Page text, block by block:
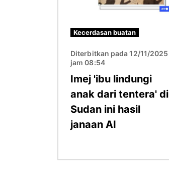
Kecerdasan buatan
Diterbitkan pada 12/11/2025
jam 08:54
Imej 'ibu lindungi
anak dari tentera' di
Sudan ini hasil
janaan AI